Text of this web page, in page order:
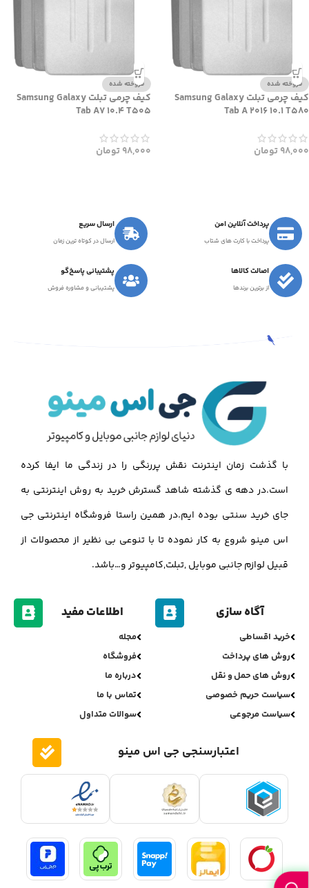
فروخته شده
کیف چرمی تبلت Samsung Galaxy
Tab A 2016 10.1 T580
98,000تومان
فروخته شده
کیف چرمی تبلت Samsung Galaxy
Tab A7 10.4 T505
98,000تومان
پرداخت آنلاین امن
پرداخت با کارت های شتاب
ارسال سریع
ارسال در کوتاه ترین زمان
اصالت کالاها
از برترین برندها
پشتیبانی پاسخ‌گو
پشتیبانی و مشاوره فروش
با گذشت زمان اینترنت نقش پررنگی را در زندگی ما ایفا کرده
است.در دهه ی گذشته شاهد گسترش خرید به روش اینترنتی به
جای خرید سنتی بوده ایم.در همین راستا فروشگاه اینترنتی جی
اس مینو شروع به کار نموده تا با تنوعی بی نظیر از محصولات از
قبیل لوازم جانبی موبایل ,تبلت,کامپیوتر و…باشد.
آگاه سازی
خرید اقساطی
روش های پرداخت
روش های حمل و نقل
سیاست حریم خصوصی
سیاست مرجوعی
اطلاعات مفید
مجله
فروشگاه
درباره ما
تماس با ما
سوالات متداول
اعتبارسنجی جی اس مینو